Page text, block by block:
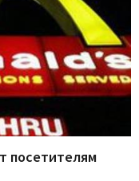
посетителям